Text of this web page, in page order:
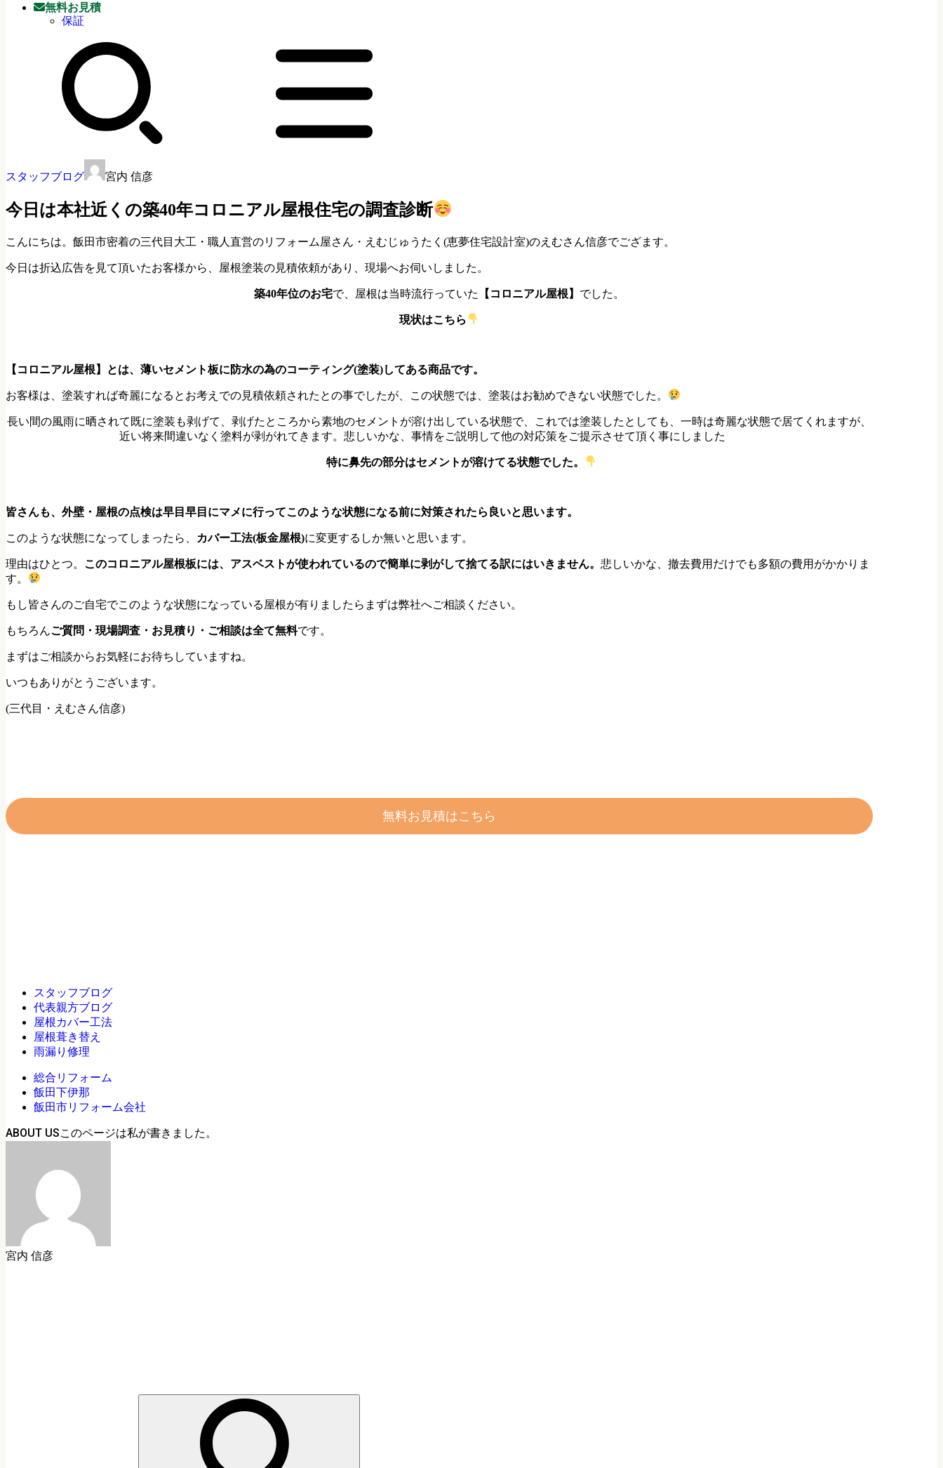
無料お見積
保証
スタッフブログ 宮内 信彦
今日は本社近くの築40年コロニアル屋根住宅の調査診断
こんにちは。飯田市密着の三代目大工・職人直営のリフォーム屋さん・えむじゅうたく(恵夢住宅設計室)のえむさん信彦でござます。
今日は折込広告を見て頂いたお客様から、屋根塗装の見積依頼があり、現場へお伺いしました。
築40年位のお宅で、屋根は当時流行っていた 【コロニアル屋根】 でした。
現状はこちら
【コロニアル屋根】とは、薄いセメント板に防水の為のコーティング(塗装)してある商品です。
お客様は、塗装すれば奇麗になるとお考えでの見積依頼されたとの事でしたが、この状態では、塗装はお勧めできない状態でした。
長い間の風雨に晒されて既に塗装も剥げて、 剥げたところから素地のセメントが溶け出している状態で、
これでは塗装したとしても、一時は奇麗な状態で居てくれますが、
近い将来間違いなく塗料が剥がれてきます。悲しいかな、事情をご説明して他の対応策をご提示させて頂く事にしました
特に鼻先の部分はセメントが溶けてる状態でした。
皆さんも、外壁・屋根の点検は早目早目にマメに行ってこのような状態になる前に対策されたら良いと思います。
このような状態になってしまったら、 カバー工法(板金屋根)に変更するしか無いと思います。
理由はひとつ。 このコロニアル屋根板には、アスベストが使われているので簡単に剥がして捨てる訳にはいきません。 悲しいかな、撤去費用だけでも多額の費用がかかりま
す。
もし皆さんのご自宅でこのような状態になっている屋根が有りましたらまずは弊社へご相談ください。
もちろんご質問・現場調査・お見積り・ご相談は全て無料です。
まずはご相談からお気軽にお待ちしていますね。
いつもありがとうございます。
(三代目・えむさん信彦)
無料お見積はこちら
スタッフブログ
代表親方ブログ
屋根カバー工法
屋根葺き替え
雨漏り修理
総合リフォーム
飯田下伊那
飯田市リフォーム会社
ABOUT US
宮内 信彦